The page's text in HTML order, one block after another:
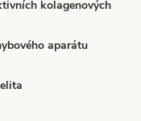
kolagenových
aparátu